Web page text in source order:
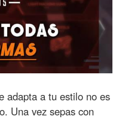
adapta a tu estilo no es
Una vez sepas con